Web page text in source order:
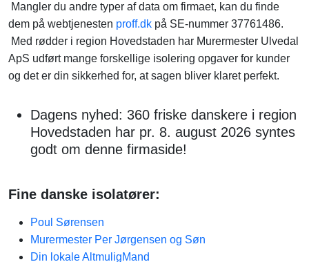
Mangler du andre typer af data om firmaet, kan du finde
dem på webtjenesten proff.dk på SE-nummer 37761486.
Med rødder i region Hovedstaden har Murermester Ulvedal
ApS udført mange forskellige isolering opgaver for kunder
og det er din sikkerhed for, at sagen bliver klaret perfekt.
Dagens nyhed: 360 friske danskere i region
Hovedstaden har pr. 8. august 2026 syntes
godt om denne firmaside!
Fine danske isolatører:
Poul Sørensen
Murermester Per Jørgensen og Søn
Din lokale AltmuligMand